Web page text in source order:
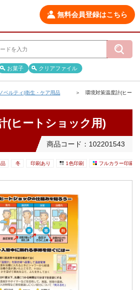
無料会員登録はこちら
お菓子 クリアファイル
ベルティ|衛生・ケア用品 環境対策温度計(ヒート
(ヒートショック用)
商品コード：102201543
冬 印刷あり 1色印刷 フルカラー印刷